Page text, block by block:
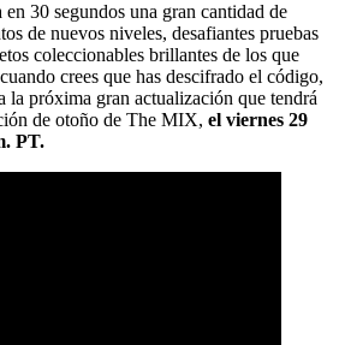
30 segundos una gran cantidad de
de nuevos niveles, desafiantes pruebas
coleccionables brillantes de los que
crees que has descifrado el código,
la próxima gran actualización que tendrá
de otoño de The MIX, el viernes 29
PT.